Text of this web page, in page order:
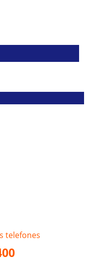
telefones